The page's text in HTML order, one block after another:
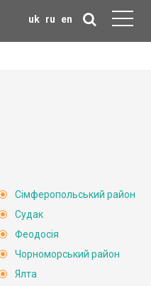
uk ru en
Сімферопольський район
Судак
Феодосія
Чорноморський район
Ялта